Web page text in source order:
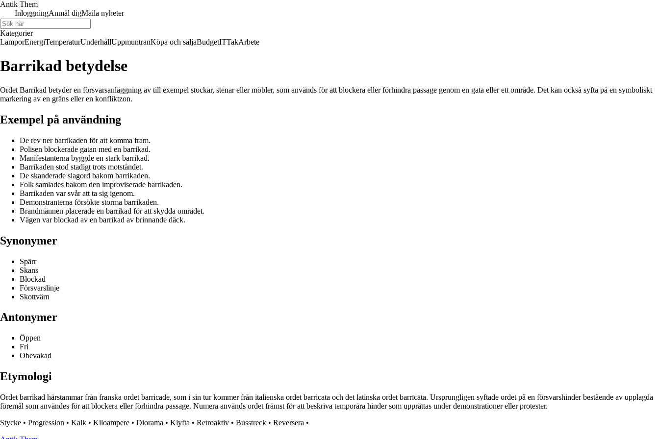
Antik Them
InloggningAnmäl digMaila nyheter
Kategorier
LamporEnergiTemperaturUnderhållUppmuntranKöpa och säljaBudgetITTakArbete
Barrikad betydelse
Ordet Barrikad betyder en försvarsanläggning av till exempel stockar, stenar eller möbler, som används för att blockera eller förhindra passage genom en gata eller ett område. Det kan också syfta på en symboliskt
markering av en gräns eller en konfliktzon.
Exempel på användning
De rev ner barrikaden för att komma fram.
Polisen blockerade gatan med en barrikad.
Manifestanterna byggde en stark barrikad.
Barrikaden stod stadigt trots motståndet.
De skanderade slagord bakom barrikaden.
Folk samlades bakom den improviserade barrikaden.
Barrikaden var svår att ta sig igenom.
Demonstranterna försökte storma barrikaden.
Brandmännen placerade en barrikad för att skydda området.
Vägen var blockad av en barrikad av brinnande däck.
Synonymer
Spärr
Skans
Blockad
Försvarslinje
Skottvärn
Antonymer
Öppen
Fri
Obevakad
Etymologi
Ordet barrikad härstammar från franska ordet barricade, som i sin tur kommer från italienska ordet barricata och det latinska ordet barrīcāta. Ursprungligen syftade ordet på en försvarshinder bestående av upplagda
föremål som användes för att blockera eller förhindra passage. Numera används ordet främst för att beskriva temporära hinder som upprättas under demonstrationer eller protester.
Stycke • Progression • Kalk • Kiloampere • Diorama • Klyfta • Retroaktiv • Busstreck • Reversera •